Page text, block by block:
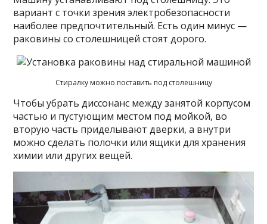
вариант с точки зрения электробезопасности
наиболее предпочтительный. Есть один минус —
раковины со столешницей стоят дорого.
Стиралку можно поставить под столешницу
Чтобы убрать диссонанс между занятой корпусом
частью и пустующим местом под мойкой, во
вторую часть приделывают дверки, а внутри
можно сделать полочки или ящики для хранения
химии или других вещей.